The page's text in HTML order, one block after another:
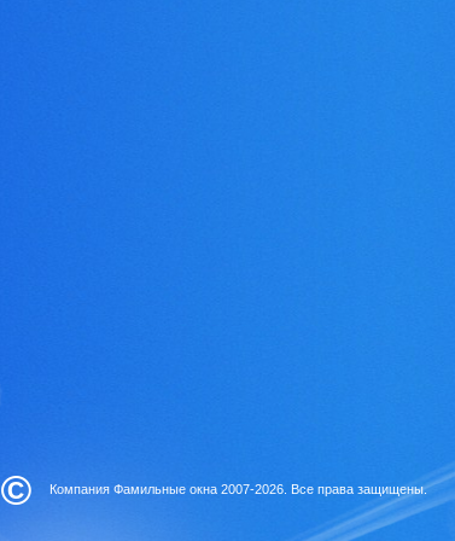
© Компания Фамильные окна 2007-2026. Все права защищены.